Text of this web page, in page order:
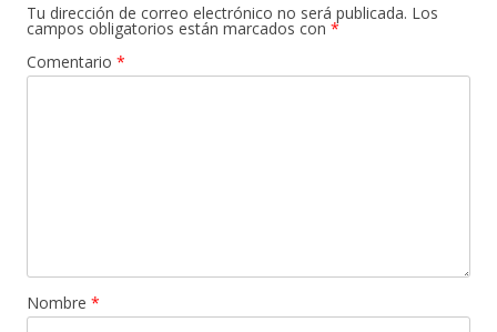
Tu dirección de correo electrónico no será publicada. Los
campos obligatorios están marcados con *
Comentario *
Nombre *